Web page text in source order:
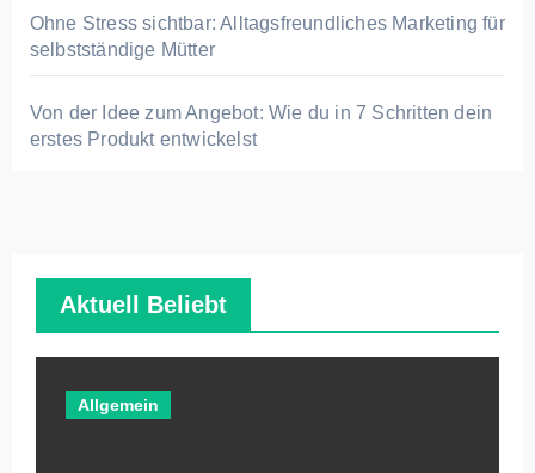
Ohne Stress sichtbar: Alltagsfreundliches Marketing für
selbstständige Mütter
Von der Idee zum Angebot: Wie du in 7 Schritten dein
erstes Produkt entwickelst
Aktuell Beliebt
Allgemein